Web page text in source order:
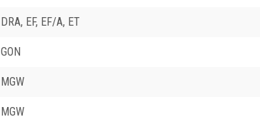
DRA, EF, EF/A, ET
GON
MGW
MGW